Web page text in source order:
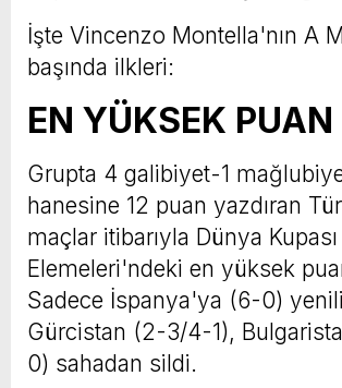
İşte Vincenzo Montella'nın A
başında ilkleri:
EN YÜKSEK PUAN
Grupta 4 galibiyet-1
hanesine 12 puan yazdıran
maçlar itibarıyla Dünya
Elemeleri'ndeki en yüksek
Sadece İspanya'ya (6-0)
Gürcistan (2-3/4-1),
0) sahadan sildi.